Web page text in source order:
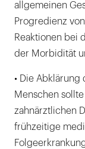
allgemeinen
Progredienz
Reaktionen bei
der Morbidität
• Die
Menschen
zahnärztlichen
frühzeitige